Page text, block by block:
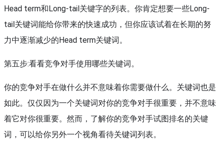
Head term和Long-tail关键字的列表。你肯定想要一些Long-
tail关键词能给你带来的快速成功，但你应该试着在长期的努
力中逐渐减少的Head term关键词。
第五步:看看竞争对手使用哪些关键词。
你的竞争对手在做什么并不意味着你需要做什么。关键词也是
如此。仅仅因为一个关键词对你的竞争对手很重要，并不意味
着它对你很重要。然而，了解你的竞争对手试图排名的关键
词，可以给你另外一个视角看待关键词列表。